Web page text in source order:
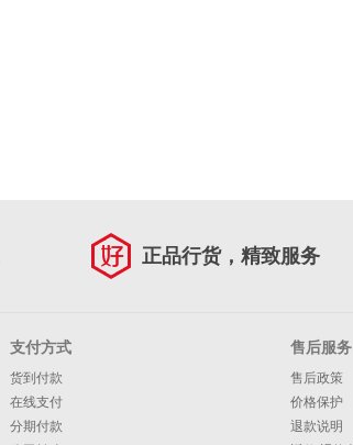
正品行货，精致服务
支付方式
货到付款
在线支付
分期付款
售后服务
售后政策
价格保护
退款说明